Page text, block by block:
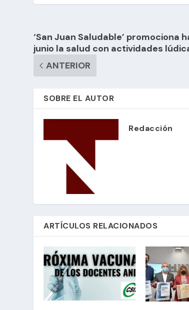
‘San Juan Saludable’ promociona
junio la salud con actividades
ANTERIOR
SOBRE EL AUTOR
Redacción
ARTÍCULOS RELACIONADOS